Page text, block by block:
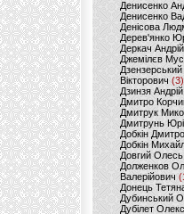
Денисенко
Денисенко
Денісова
Дерев'янко
Деркач Андрій
Джемілєв
Вікторович (3)
Дзинзя Андрій
Дмитро
Дмитрук
Дмитрунь
Добкін Дмитро
Добкін
Довгий Олесь
Долженков
Валерійович
Донець
Дубинський
Дубілет